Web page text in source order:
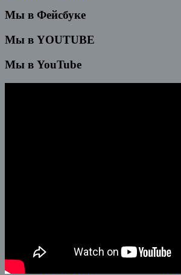
Мы в Фейсбуке
Мы в YOUTUBE
Мы в YouTube